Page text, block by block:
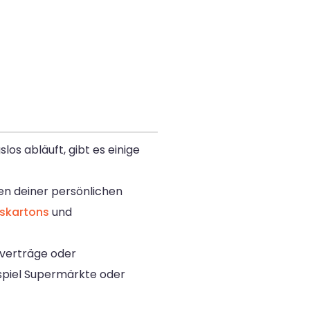
abläuft, gibt es einige
deiner persönlichen
und
oder
Supermärkte oder